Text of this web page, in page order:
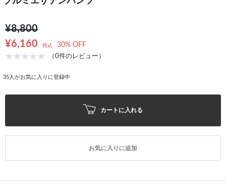
¥8,800
¥6,160
税込 30% OFF
（0件のレビュー）
35 人がお気に入りに登録中
カートに入れる
お気に入りに追加